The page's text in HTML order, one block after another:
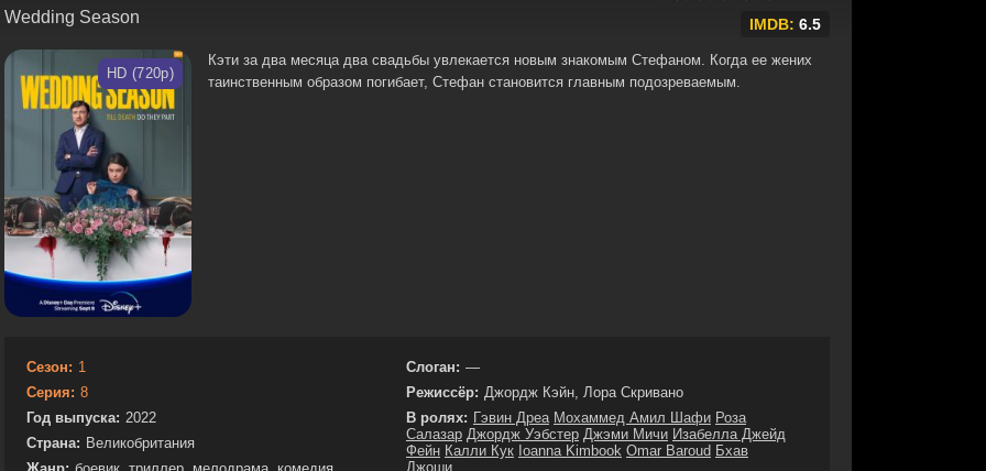
Wedding Season
IMDB: 6.5
HD (720p)
Кэти за два месяца два свадьбы увлекается новым знакомым Стефаном. Когда ее жених
таинственным образом погибает, Стефан становится главным подозреваемым.
Сезон: 1
Серия: 8
Год выпуска: 2022
Страна: Великобритания
Слоган: —
Режиссёр: Джордж Кэйн, Лора Скривано
В ролях: Гэвин Дреа Мохаммед Амил Шафи Роза
Салазар Джордж Уэбстер Джэми Мичи Изабелла Джейд
Фейн Калли Кук Ioanna Kimbook Omar Baroud Бхав
Джоши